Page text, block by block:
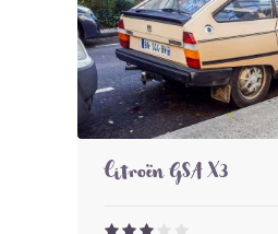
Citroën GSA X3